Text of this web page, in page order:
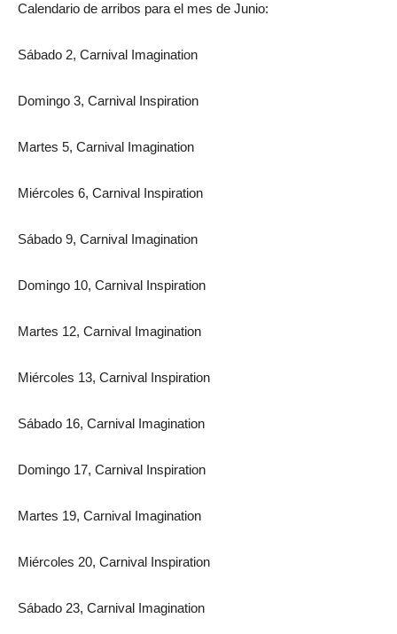
Calendario de arribos para el mes de Junio:
Sábado 2, Carnival Imagination
Domingo 3, Carnival Inspiration
Martes 5, Carnival Imagination
Miércoles 6, Carnival Inspiration
Sábado 9, Carnival Imagination
Domingo 10, Carnival Inspiration
Martes 12, Carnival Imagination
Miércoles 13, Carnival Inspiration
Sábado 16, Carnival Imagination
Domingo 17, Carnival Inspiration
Martes 19, Carnival Imagination
Miércoles 20, Carnival Inspiration
Sábado 23, Carnival Imagination